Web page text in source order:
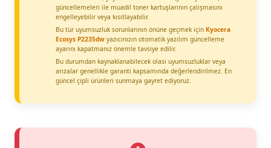
güncellemeleri ile muadil toner kartuşlarının çalışmasını
engelleyebilir veya kısıtlayabilir.
Bu tür uyumsuzluk sorunlarının önüne geçmek için Kyocera
Ecosys P2235dw yazıcınızın otomatik yazılım güncelleme
ayarını kapatmanız önemle tavsiye edilir.
Bu durumdan kaynaklanabilecek olası uyumsuzluklar veya
arızalar genellikle garanti kapsamında değerlendirilmez. En
güncel çipli ürünleri sunmaya gayret ediyoruz.